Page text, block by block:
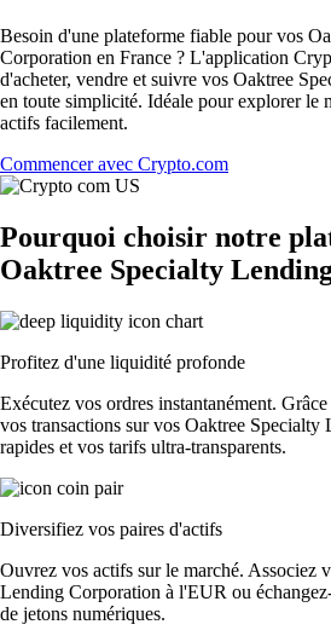
Besoin d'une plateforme fiable pour vos
Corporation en France ? L'application
d'acheter, vendre et suivre vos Oaktree
en toute simplicité. Idéale pour explorer le
actifs facilement.
Commencer avec Crypto.com
Pourquoi choisir notre
Oaktree Specialty
Profitez d'une liquidité profonde
Exécutez vos ordres instantanément.
vos transactions sur vos Oaktree
rapides et vos tarifs ultra-transparents.
Diversifiez vos paires d'actifs
Ouvrez vos actifs sur le marché. Associez
Lending Corporation à l'EUR ou
de jetons numériques.